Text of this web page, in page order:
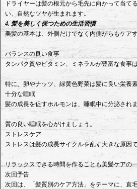
ドライヤーは髪の根元から毛先に向かって当て
い、自然なツヤが生まれます。
4. 髪を美しく保つための生活習慣
美髪の基本は、外側だけでなく内側からもケア
バランスの良い食事
タンパク質やビタミン、ミネラルが豊富な食事
特に、卵やナッツ、緑黄色野菜は髪に良い栄養
十分な睡眠
髪の成長を促すホルモンは、睡眠中に分泌されま
質の良い睡眠を心がけましょう。
ストレスケア
ストレスは髪の成長サイクルを乱す大きな原因で
リラックスできる時間を作ることも美髪ケアの
次回予告
次回は、「髪質別のケア方法」をテーマに、直